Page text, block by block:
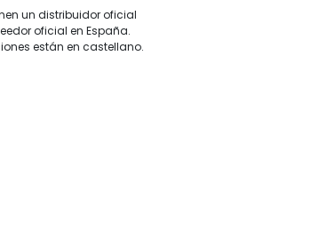
un distribuidor oficial
oficial en España.
están en castellano.